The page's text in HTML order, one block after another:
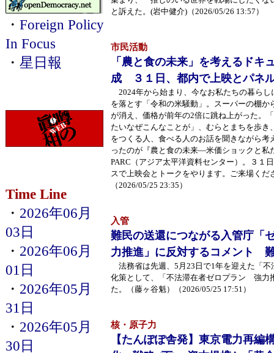
・ Foreign Policy
In Focus
・ 星日報
Time Line
・ 2026年06月
03日
・ 2026年06月
01日
・ 2026年05月
31日
・ 2026年05月
30日
と訴えた。(岩中健介)（2026/05/26 13:57）
市民活動
「農と食の未来」を考えるド
成 ３１日、都内で上映とパネ
2024年から始まり、今なお私たちの暮らし
を落とす「令和の米騒動」。スーパーの棚か
が消え、価格が前年の2倍に跳ね上がった。
たいなぜこんなことが」、むらとまちを歩き
をつくる人、食べる人のお話を聞きながら考
ったのが『農と食の未来―米価ショックと私
PARC（アジア太平洋資料センター）。３１
スで上映会とトークをやります。ご来場くだ
（2026/05/25 23:35）
入管
難民の送還につながる入管庁「
力推進」に反対するコメント
法務省は先週、5月23日で1年を迎えた「不
化策として、「不法滞在者ゼロプラン 強力
た。（藤ヶ谷魁）（2026/05/25 17:51）
核・原子力
【たんぽぽ舎発】東京電力再編